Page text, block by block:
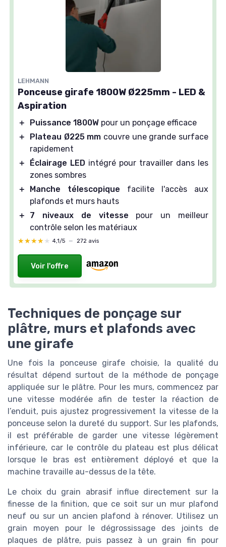
LEHMANN
Ponceuse girafe 1800W Ø225mm - LED &
Aspiration
＋ Puissance 1800W pour un ponçage efficace
＋
Plateau Ø225 mm couvre une grande surface
rapidement
＋
Éclairage LED intégré pour travailler dans les
zones sombres
＋
Manche télescopique facilite l'accès aux
plafonds et murs hauts
＋
7 niveaux de vitesse pour un meilleur
contrôle selon les matériaux
★★★★★
★★★★★ 4,1/5 — 272 avis
Voir l'offre
Techniques de ponçage sur
plâtre, murs et plafonds avec
une girafe
Une fois la ponceuse girafe choisie, la qualité du
résultat dépend surtout de la méthode de ponçage
appliquée sur le plâtre. Pour les murs, commencez par
une vitesse modérée afin de tester la réaction de
l’enduit, puis ajustez progressivement la vitesse de la
ponceuse selon la dureté du support. Sur les plafonds,
il est préférable de garder une vitesse légèrement
inférieure, car le contrôle du plateau est plus délicat
lorsque le bras est entièrement déployé et que la
machine travaille au-dessus de la tête.
Le choix du grain abrasif influe directement sur la
finesse de la finition, que ce soit sur un mur plafond
neuf ou sur un ancien plafond à rénover. Utilisez un
grain moyen pour le dégrossissage des joints de
plaques de plâtre, puis passez à un grain fin pour